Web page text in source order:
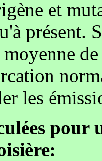
et
présent.
les